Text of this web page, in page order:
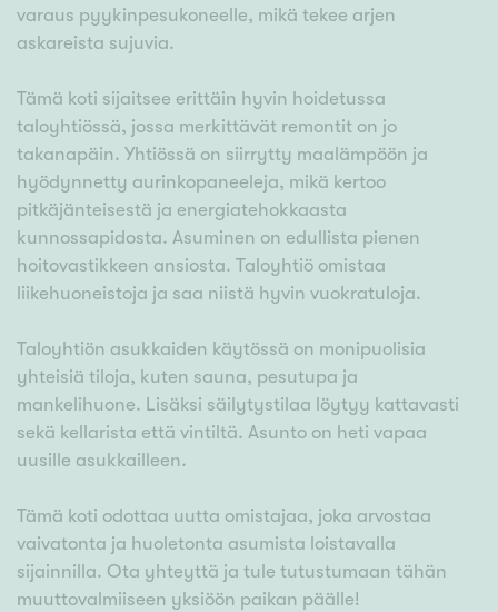
varaus pyykinpesukoneelle, mikä tekee arjen
askareista sujuvia.
Tämä koti sijaitsee erittäin hyvin hoidetussa
taloyhtiössä, jossa merkittävät remontit on jo
takanapäin. Yhtiössä on siirrytty maalämpöön ja
hyödynnetty aurinkopaneeleja, mikä kertoo
pitkäjänteisestä ja energiatehokkaasta
kunnossapidosta. Asuminen on edullista pienen
hoitovastikkeen ansiosta. Taloyhtiö omistaa
liikehuoneistoja ja saa niistä hyvin vuokratuloja.
Taloyhtiön asukkaiden käytössä on monipuolisia
yhteisiä tiloja, kuten sauna, pesutupa ja
mankelihuone. Lisäksi säilytystilaa löytyy kattavasti
sekä kellarista että vintiltä. Asunto on heti vapaa
uusille asukkailleen.
Tämä koti odottaa uutta omistajaa, joka arvostaa
vaivatonta ja huoletonta asumista loistavalla
sijainnilla. Ota yhteyttä ja tule tutustumaan tähän
muuttovalmiiseen yksiöön paikan päälle!